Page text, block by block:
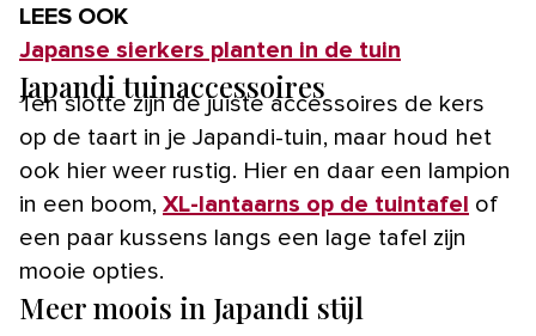
LEES OOK
Japanse sierkers planten in de tuin
Japandi tuinaccessoires
Ten slotte zijn de juiste accessoires de kers
op de taart in je Japandi-tuin, maar houd het
ook hier weer rustig. Hier en daar een lampion
in een boom, XL-lantaarns op de tuintafel of
een paar kussens langs een lage tafel zijn
mooie opties.
Meer moois in Japandi stijl